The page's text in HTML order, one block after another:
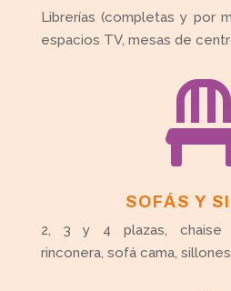
Librerías (completas y por
espacios TV, mesas de
SOFÁS Y
2, 3 y 4 plazas, chaise
rinconera, sofá cama,